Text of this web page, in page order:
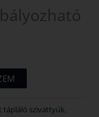
tápláló szivattyúk,